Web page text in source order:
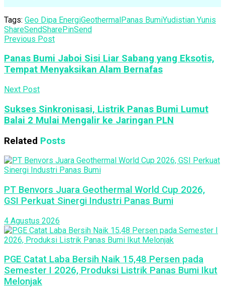
Tags: Geo Dipa EnergiGeothermalPanas BumiYudistian Yunis
ShareSendSharePinSend
Previous Post
Panas Bumi Jaboi Sisi Liar Sabang yang Eksotis,
Tempat Menyaksikan Alam Bernafas
Next Post
Sukses Sinkronisasi, Listrik Panas Bumi Lumut
Balai 2 Mulai Mengalir ke Jaringan PLN
Related Posts
PT Benvors Juara Geothermal World Cup 2026,
GSI Perkuat Sinergi Industri Panas Bumi
4 Agustus 2026
PGE Catat Laba Bersih Naik 15,48 Persen pada
Semester I 2026, Produksi Listrik Panas Bumi Ikut
Melonjak